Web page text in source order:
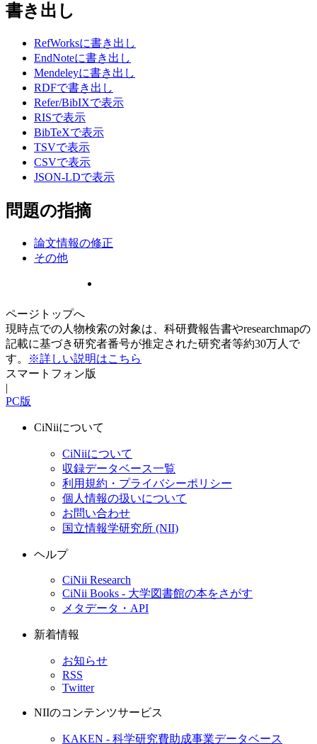
書き出し
RefWorksに書き出し
EndNoteに書き出し
Mendeleyに書き出し
RDFで書き出し
Refer/BibIXで表示
RISで表示
BibTeXで表示
TSVで表示
CSVで表示
JSON-LDで表示
問題の指摘
論文情報の修正
その他
ページトップへ
現時点での人物検索の対象は、科研費報告書やresearchmapの
記載に基づき研究者番号が推定された研究者等約30万人で
す。
※詳しい説明はこちら
スマートフォン版
|
PC版
CiNiiについて
CiNiiについて
収録データベース一覧
利用規約・プライバシーポリシー
個人情報の扱いについて
お問い合わせ
国立情報学研究所 (NII)
ヘルプ
CiNii Research
CiNii Books - 大学図書館の本をさがす
メタデータ・API
新着情報
お知らせ
RSS
Twitter
NIIのコンテンツサービス
KAKEN - 科学研究費助成事業データベース